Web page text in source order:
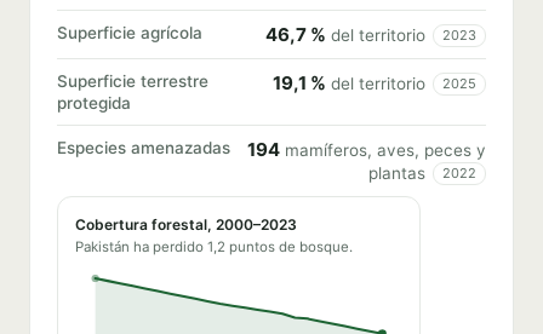
Superficie agrícola 46,7 % del territorio 2023
Superficie terrestre
protegida
19,1 % del territorio 2025
Especies amenazadas 194 mamíferos, aves, peces y
plantas
2022
Cobertura forestal, 2000–2023
Pakistán ha perdido 1,2 puntos de bosque.